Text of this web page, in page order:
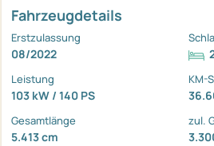
Fahrzeugdetails
Erstzulassung
08/2022
Leistung
103 kW / 140 PS
KM-
Gesamtlänge
5.413 cm
zul.